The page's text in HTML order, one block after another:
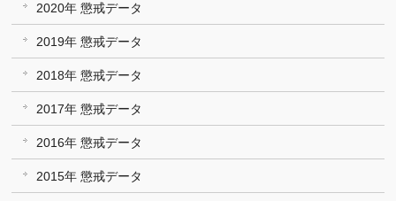
2020年 懲戒データ
2019年 懲戒データ
2018年 懲戒データ
2017年 懲戒データ
2016年 懲戒データ
2015年 懲戒データ